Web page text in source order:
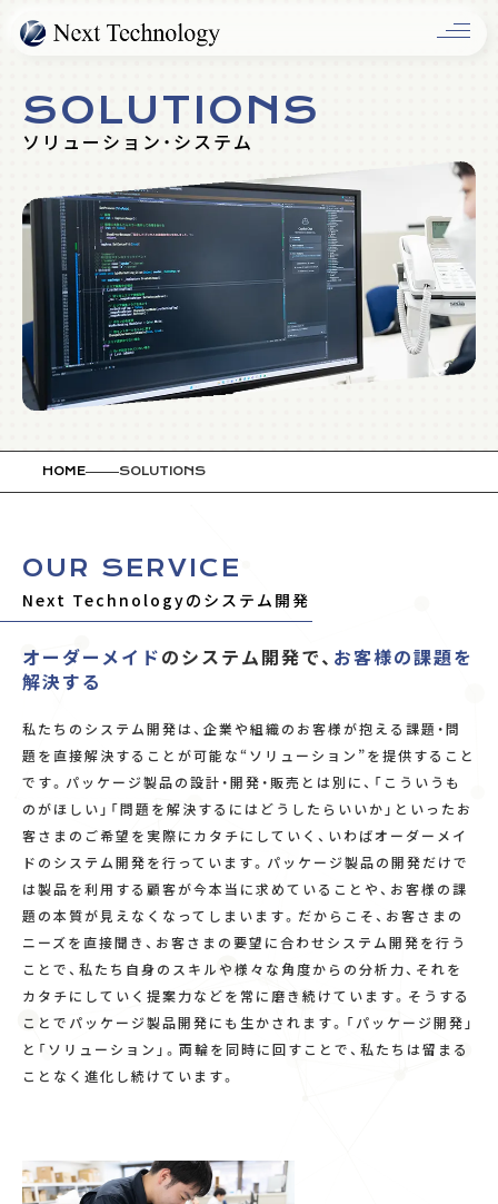
RECRUIT
SOLUTIONS
ソリューション・システム
HOME SOLUTIONS
OUR SERVICE
Next Technologyのシステム開発
オーダーメイドのシステム開発で、 お客様の課題を
解決する
私たちのシステム開発は、企業や組織のお客様が抱える課題・問
題を直接解決することが可能な“ソリューション”を提供すること
です。パッケージ製品の設計・開発・販売とは別に、「こういうも
のがほしい」「問題を解決するにはどうしたらいいか」といったお
客さまのご希望を実際にカタチにしていく、いわばオーダーメイ
ドのシステム開発を行っています。パッケージ製品の開発だけで
は製品を利用する顧客が今本当に求めていることや、お客様の課
題の本質が見えなくなってしまいます。だからこそ、お客さまの
ニーズを直接聞き、お客さまの要望に合わせシステム開発を行う
ことで、私たち自身のスキルや様々な角度からの分析力、それを
カタチにしていく提案力などを常に磨き続けています。そうする
ことでパッケージ製品開発にも生かされます。「パッケージ開発」
と「ソリューション」。両輪を同時に回すことで、私たちは留まる
ことなく進化し続けています。